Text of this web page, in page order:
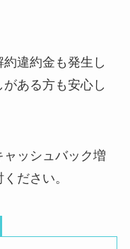
違約金も発生し
ある方も安心し
ャッシュバック増
ださい。